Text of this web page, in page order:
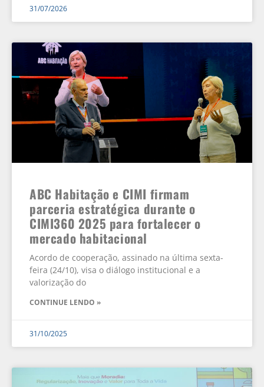
31/07/2026
ABC Habitação e CIMI firmam
parceria estratégica durante o
CIMI360 2025 para fortalecer o
mercado habitacional
Acordo de cooperação, assinado na última sexta-
feira (24/10), visa o diálogo institucional e a
valorização do
CONTINUE LENDO »
31/10/2025